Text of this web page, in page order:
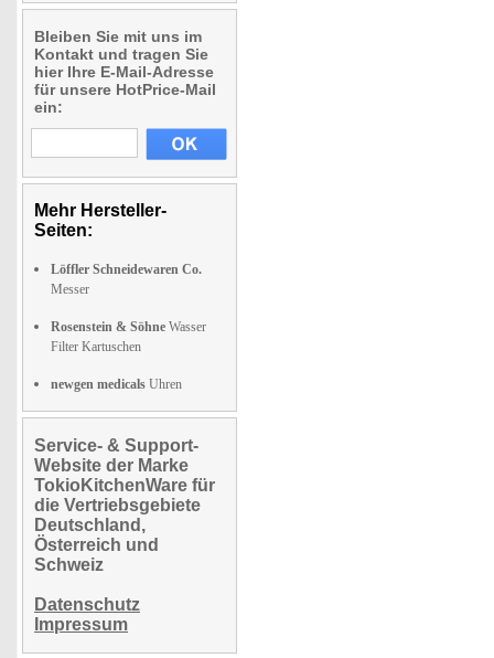
Bleiben Sie mit uns im
Kontakt und tragen Sie
hier Ihre E-Mail-Adresse
für unsere HotPrice-Mail
ein:
Mehr Hersteller-
Seiten:
Löffler Schneidewaren Co.
Messer
Rosenstein & Söhne Wasser
Filter Kartuschen
newgen medicals Uhren
Service- & Support-
Website der Marke
TokioKitchenWare für
die Vertriebsgebiete
Deutschland,
Österreich und
Schweiz
Datenschutz
Impressum